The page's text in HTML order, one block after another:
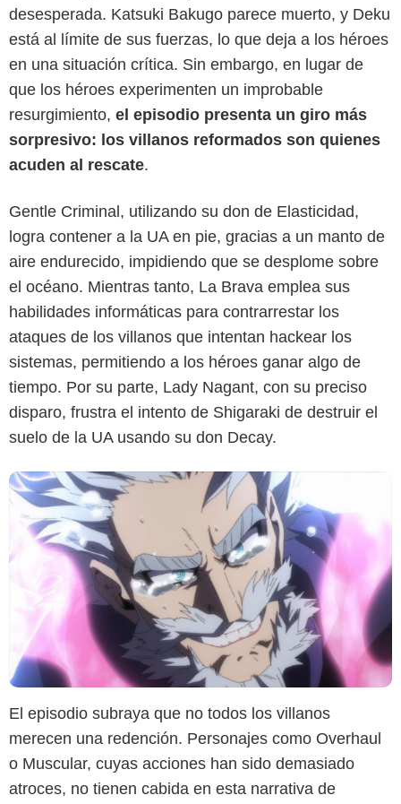
desesperada. Katsuki Bakugo parece muerto, y Deku
está al límite de sus fuerzas, lo que deja a los héroes
en una situación crítica. Sin embargo, en lugar de
que los héroes experimenten un improbable
resurgimiento, el episodio presenta un giro más
sorpresivo: los villanos reformados son quienes
acuden al rescate.
Gentle Criminal, utilizando su don de Elasticidad,
logra contener a la UA en pie, gracias a un manto de
aire endurecido, impidiendo que se desplome sobre
el océano. Mientras tanto, La Brava emplea sus
habilidades informáticas para contrarrestar los
ataques de los villanos que intentan hackear los
sistemas, permitiendo a los héroes ganar algo de
tiempo. Por su parte, Lady Nagant, con su preciso
disparo, frustra el intento de Shigaraki de destruir el
suelo de la UA usando su don Decay.
Crunchyroll
El episodio subraya que no todos los villanos
merecen una redención. Personajes como Overhaul
o Muscular, cuyas acciones han sido demasiado
atroces, no tienen cabida en esta narrativa de